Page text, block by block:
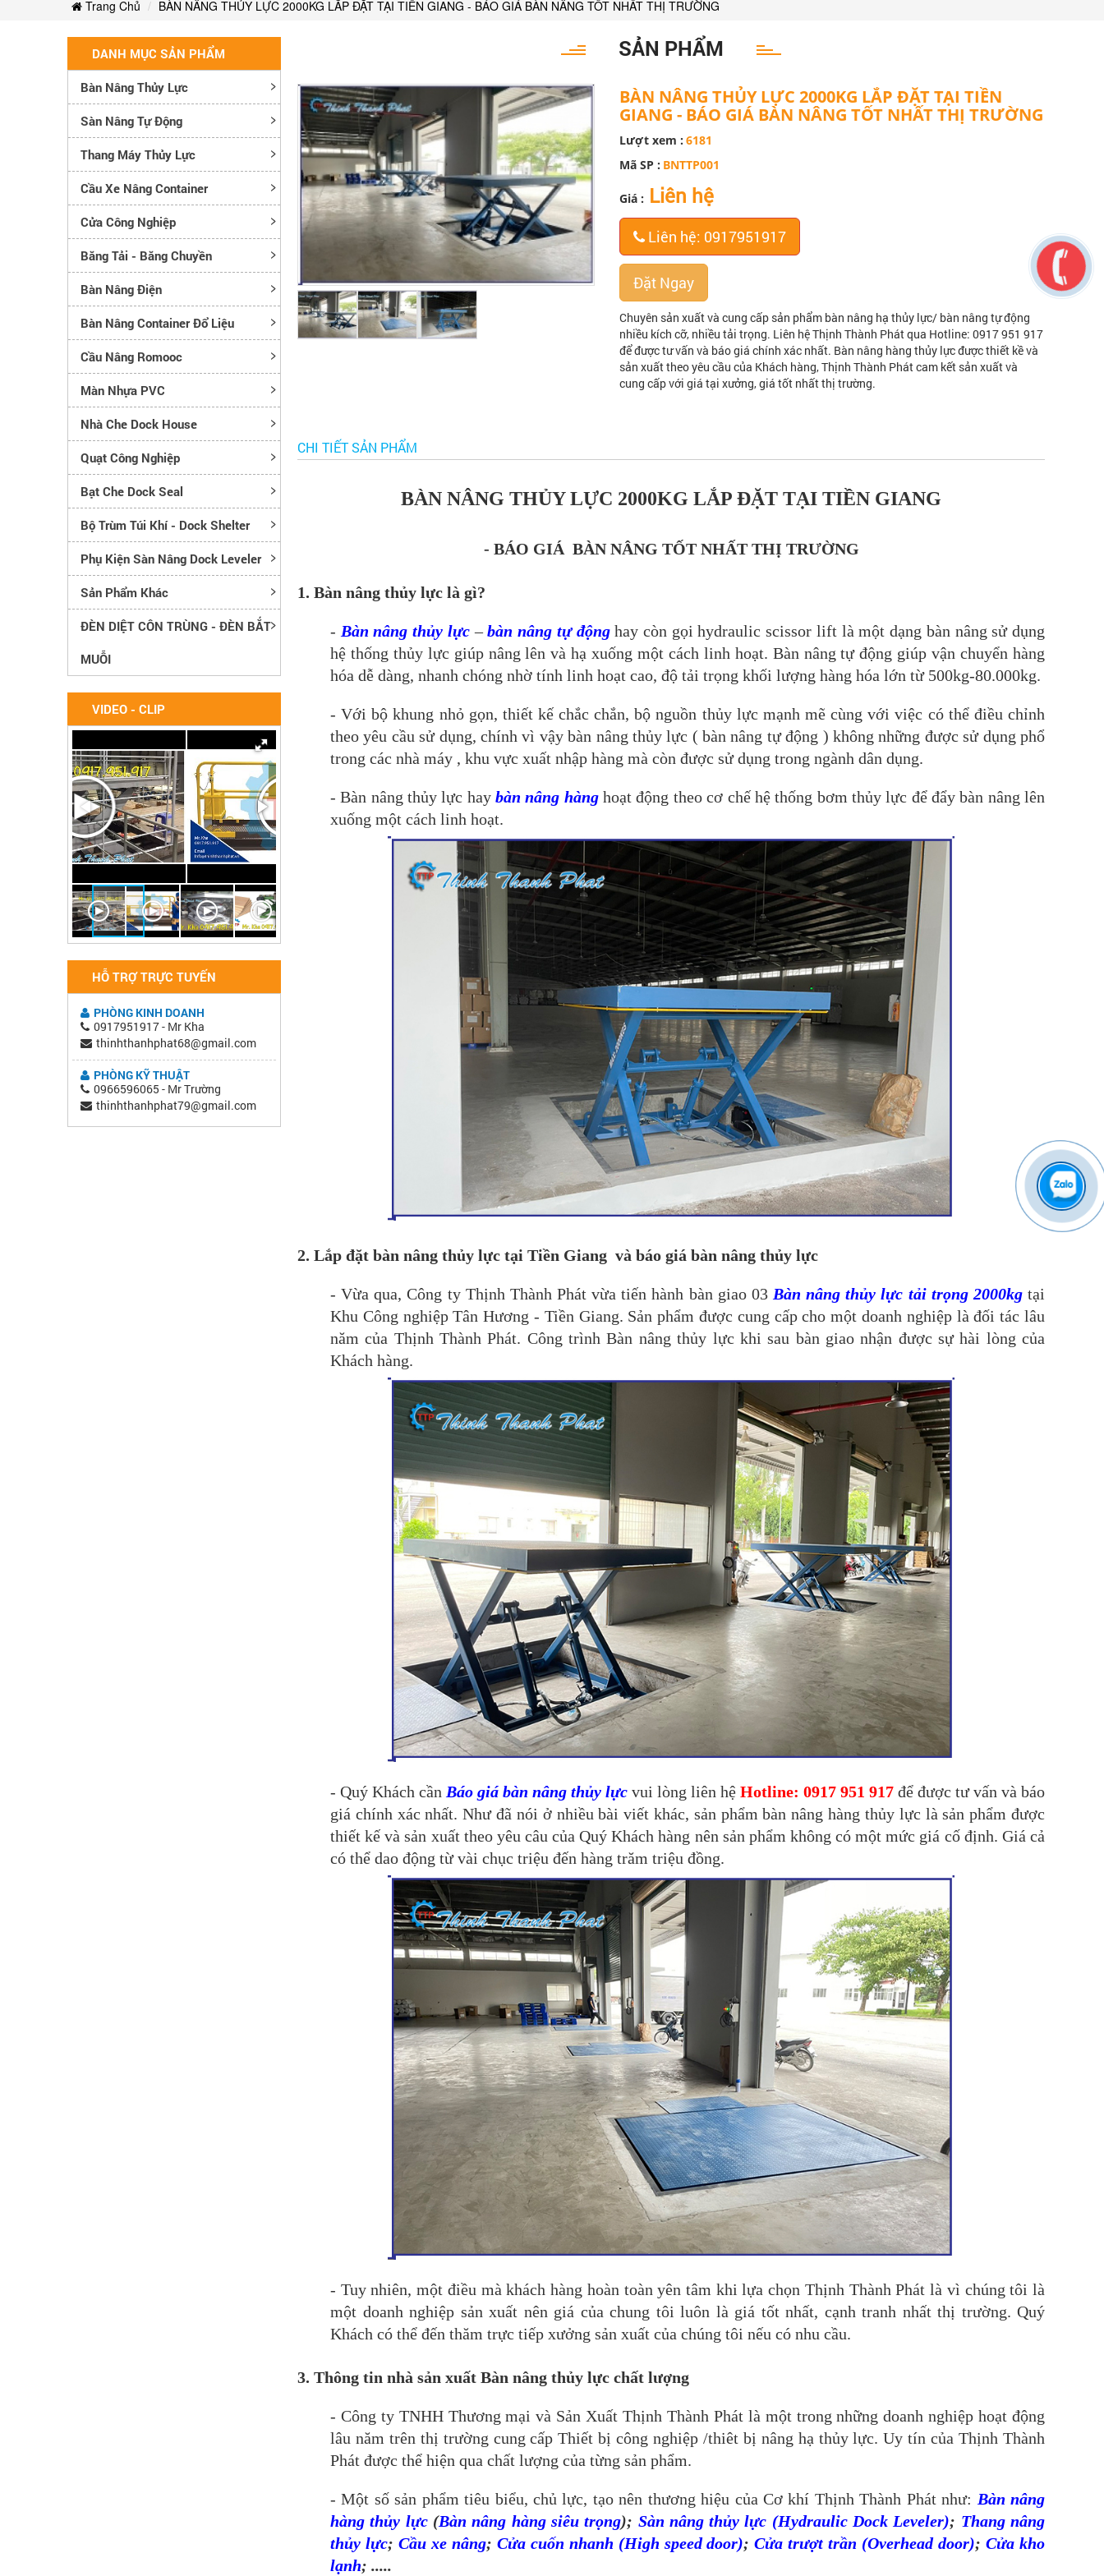
NÂNG
NHẤT
TRƯỜNG
TRƯỜNG
Trang Chủ BÀN NÂNG THỦY LỰC 2000KG LẮP ĐẶT TẠI TIỀN GIANG - BÁO GIÁ BÀN NÂNG TỐT NHẤT THỊ TRƯỜNG
DANH MỤC SẢN PHẨM
Bàn Nâng Thủy Lực
Sàn Nâng Tự Động
Thang Máy Thủy Lực
Cầu Xe Nâng Container
Cửa Công Nghiệp
Băng Tải - Băng Chuyền
Bàn Nâng Điện
Bàn Nâng Container Đổ Liệu
Cầu Nâng Romooc
Màn Nhựa PVC
Nhà Che Dock House
Quạt Công Nghiệp
Bạt Che Dock Seal
Bộ Trùm Túi Khí - Dock Shelter
Phụ Kiện Sàn Nâng Dock Leveler
Sản Phẩm Khác
ĐÈN DIỆT CÔN TRÙNG - ĐÈN BẮT
MUỖI
VIDEO - CLIP
HỖ TRỢ TRỰC TUYẾN
PHÒNG KINH DOANH
0917951917 - Mr Kha
thinhthanhphat68@gmail.com
PHÒNG KỸ THUẬT
0966596065 - Mr Trường
thinhthanhphat79@gmail.com
SẢN PHẨM
BÀN NÂNG THỦY LỰC 2000KG LẮP ĐẶT TẠI TIỀN
GIANG - BÁO GIÁ BÀN NÂNG TỐT NHẤT THỊ TRƯỜNG
Lượt xem : 6181
Mã SP : BNTTP001
Giá : Liên hệ
Liên hệ: 0917951917
Đặt Ngay
Chuyên sản xuất và cung cấp sản phẩm bàn nâng hạ thủy lực/ bàn nâng tự động
nhiều kích cỡ, nhiều tải trọng. Liên hệ Thịnh Thành Phát qua Hotline: 0917 951 917
để được tư vấn và báo giá chính xác nhất. Bàn nâng hàng thủy lực được thiết kề và
sản xuất theo yêu cầu của Khách hàng, Thịnh Thành Phát cam kết sản xuất và
cung cấp với giá tại xưởng, giá tốt nhất thị trường.
CHI TIẾT SẢN PHẨM
BÀN NÂNG THỦY LỰC 2000KG LẮP ĐẶT TẠI TIỀN GIANG
- BÁO GIÁ BÀN NÂNG TỐT NHẤT THỊ TRƯỜNG
1. Bàn nâng thủy lực là gì?
- Bàn nâng thủy lực–bàn nâng tự độnghay còn gọi hydraulic scissor lift là một dạng bàn nâng sử dụng
hệ thống thủy lực giúp nâng lên và hạ xuống một cách linh hoạt. Bàn nâng tự động giúp vận chuyển hàng
hóa dễ dàng, nhanh chóng nhờ tính linh hoạt cao, độ tải trọng khối lượng hàng hóa lớn từ 500kg-80.000kg.
- Với bộ khung nhỏ gọn, thiết kế chắc chắn, bộ nguồn thủy lực mạnh mẽ cùng với việc có thể điều chỉnh
theo yêu cầu sử dụng, chính vì vậy bàn nâng thủy lực ( bàn nâng tự động ) không những được sử dụng phổ
trong các nhà máy , khu vực xuất nhập hàng mà còn được sử dụng trong ngành dân dụng.
- Bàn nâng thủy lực haybàn nâng hànghoạt động theo cơ chế hệ thống bơm thủy lực để đẩy bàn nâng lên
xuống một cách linh hoạt.
2. Lắp đặt bàn nâng thủy lực tại Tiền Giang và báo giá bàn nâng thủy lực
- Vừa qua, Công ty Thịnh Thành Phát vừa tiến hành bàn giao 03 Bàn nâng thủy lực tải trọng 2000kgtại
Khu Công nghiệp Tân Hương - Tiền Giang. Sản phẩm được cung cấp cho một doanh nghiệp là đối tác lâu
năm của Thịnh Thành Phát. Công trình Bàn nâng thủy lực khi sau bàn giao nhận được sự hài lòng của
Khách hàng.
- Quý Khách cần Báo giá bàn nâng thủy lực vui lòng liên hệ Hotline: 0917 951 917 để được tư vấn và báo
giá chính xác nhất. Như đã nói ở nhiều bài viết khác, sản phẩm bàn nâng hàng thủy lực là sản phẩm được
thiết kế và sản xuất theo yêu câu của Quý Khách hàng nên sản phẩm không có một mức giá cố định. Giá cả
có thể dao động từ vài chục triệu đến hàng trăm triệu đồng.
- Tuy nhiên, một điều mà khách hàng hoàn toàn yên tâm khi lựa chọn Thịnh Thành Phát là vì chúng tôi là
một doanh nghiệp sản xuất nên giá của chung tôi luôn là giá tốt nhất, cạnh tranh nhất thị trường. Quý
Khách có thể đến thăm trực tiếp xưởng sản xuất của chúng tôi nếu có nhu cầu.
3. Thông tin nhà sản xuất Bàn nâng thủy lực chất lượng
- Công ty TNHH Thương mại và Sản Xuất Thịnh Thành Phát là một trong những doanh nghiệp hoạt động
lâu năm trên thị trường cung cấp Thiết bị công nghiệp /thiêt bị nâng hạ thủy lực. Uy tín của Thịnh Thành
Phát được thể hiện qua chất lượng của từng sản phẩm.
- Một số sản phẩm tiêu biểu, chủ lực, tạo nên thương hiệu của Cơ khí Thịnh Thành Phát như: Bàn nâng
hàng thủy lực(Bàn nâng hàng siêu trọng); Sàn nâng thủy lực (Hydraulic Dock Leveler); Thang nâng
thủy lực; Cầu xe nâng; Cửa cuốn nhanh (High speed door);Cửa trượt trần (Overhead door);Cửa kho
lạnh; .....